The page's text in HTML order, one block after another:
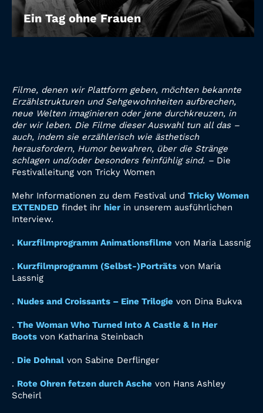
Filme, denen wir Plattform geben, möchten bekannte
Erzählstrukturen und Sehgewohnheiten aufbrechen,
neue Welten imaginieren oder jene durchkreuzen, in
der wir leben. Die Filme dieser Auswahl tun all das –
auch, indem sie erzählerisch wie ästhetisch
herausfordern, Humor bewahren, über die Stränge
schlagen und/oder besonders feinfühlig sind. – Die
Festivalleitung von Tricky Women
Mehr Informationen zu dem Festival und Tricky Women
EXTENDED findet ihr hierin unserem ausführlichen
Interview.
. Kurzfilmprogramm Animationsfilme von Maria Lassnig
. Kurzfilmprogramm (Selbst-)Porträts von Maria
Lassnig
. Nudes and Croissants – Eine Trilogie von Dina Bukva
. The Woman Who Turned Into A Castle & In Her
Boots von Katharina Steinbach
. Die Dohnal von Sabine Derflinger
. Rote Ohren fetzen durch Asche von Hans Ashley
Scheirl
Ein Tag ohne Frauen